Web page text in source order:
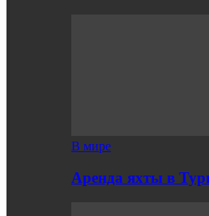
В мире
Аренда яхты в